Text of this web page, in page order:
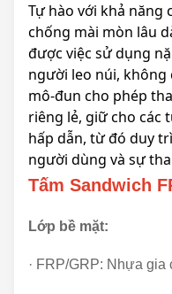
Tự hào với khả năng
chống mài mòn lâu
được việc sử dụng
người leo núi, không
mô-đun cho phép
riêng lẻ, giữ cho các
hấp dẫn, từ đó duy
người dùng và sự
Tấm Sandwich
Lớp bề mặt:
· FRP/GRP: Nhựa gia